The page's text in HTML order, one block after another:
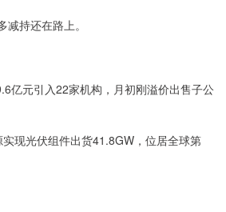
持还在路上。
亿元引入22家机构，月初刚溢价出售子公
现光伏组件出货41.8GW，位居全球第